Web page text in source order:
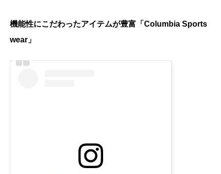
機能性にこだわったアイテムが豊富「Columbia Sports
wear」